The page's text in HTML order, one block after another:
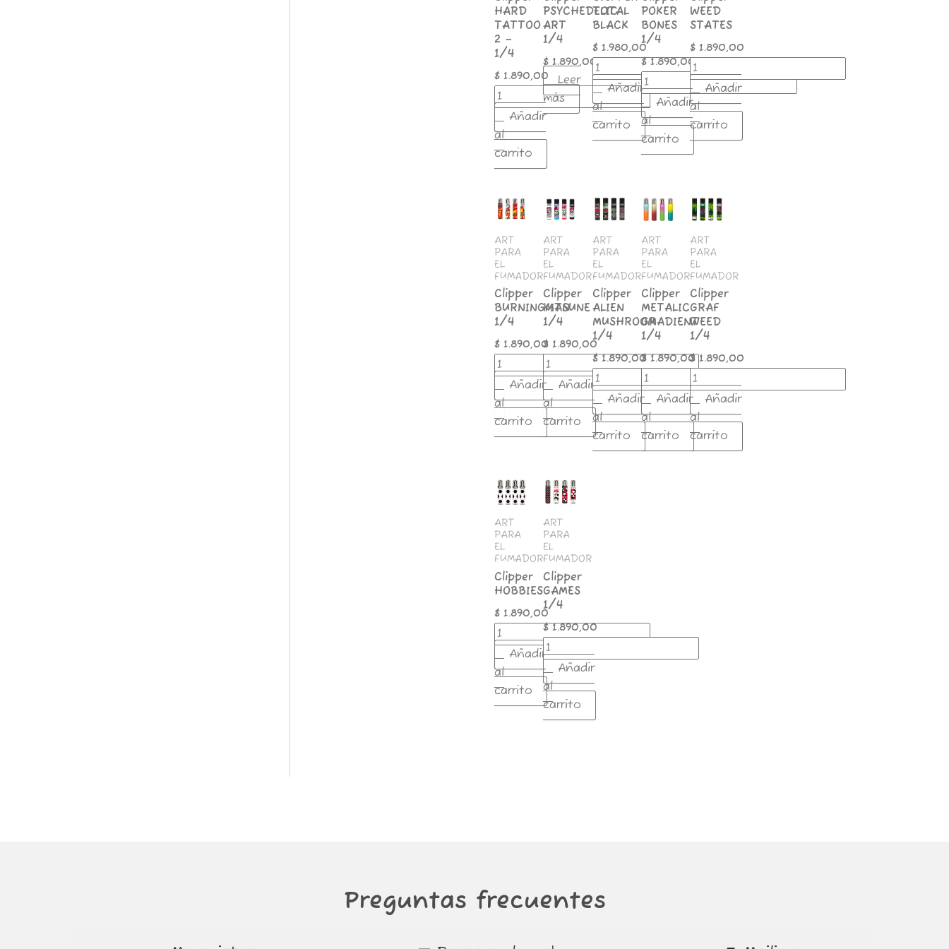
HARD
TATTOO
2 –
1/4
$ 1.890,00
Añadir
al
carrito
PSYCHEDELIC
ART
1/4
$ 1.890,00
Leer
más
TOTAL
BLACK
$1.980,00
Añadir
al
carrito
POKER
BONES
1/4
$1.890,00
Añadir
al
carrito
WEED
STATES
$1.890,00
Añadir
al
carrito
ART
PARA
EL
FUMADOR
Clipper
BURNINGMAN
1/4
$ 1.890,00
Clipper
BURNINGMAN
cantidad
Añadir
al
carrito
ART
PARA
EL
FUMADOR
Clipper
KITSUNE
1/4
$ 1.890,00
Clipper
KITSUNE
cantidad
Añadir
al
carrito
ART
PARA
EL
FUMADOR
Clipper
ALIEN
MUSHROOM
1/4
$1.890,00
Clipper
ALIEN
1/4
cantidad
Añadir
al
carrito
ART
PARA
EL
FUMADOR
Clipper
METALIC
GRADIENT
1/4
$1.890,00
Clipper
METALIC
1/4
cantidad
Añadir
al
carrito
ART
PARA
EL
FUMADOR
Clipper
GRAF
WEED
1/4
$1.890,00
Clipper
GRAF
1/4
cantidad
Añadir
al
carrito
ART
PARA
EL
FUMADOR
Clipper
HOBBIES
$ 1.890,00
Clipper
HOBBIES
cantidad
Añadir
al
carrito
ART
PARA
EL
FUMADOR
Clipper
GAMES
1/4
$1.890,00
Clipper
GAMES
cantidad
Añadir
al
carrito
Preguntas frecuentes